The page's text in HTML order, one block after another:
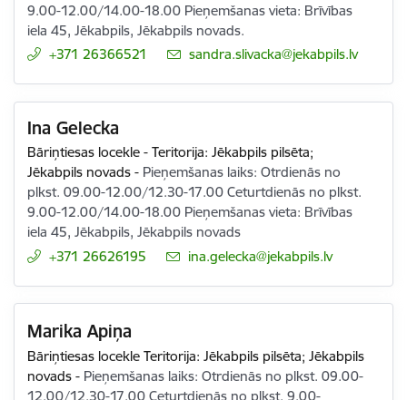
9.00-12.00/14.00-18.00 Pieņemšanas vieta: Brīvības
iela 45, Jēkabpils, Jēkabpils novads.
+371 26366521
E-pasts:
sandra.slivacka@jekabpils.lv
Ina Gelecka
Bāriņtiesas locekle - Teritorija: Jēkabpils pilsēta;
Jēkabpils novads - Pieņemšanas laiks: Otrdienās no
plkst. 09.00-12.00/12.30-17.00 Ceturtdienās no plkst.
9.00-12.00/14.00-18.00 Pieņemšanas vieta: Brīvības
iela 45, Jēkabpils, Jēkabpils novads
+371 26626195
E-pasts:
ina.gelecka@jekabpils.lv
Marika Apiņa
Bāriņtiesas locekle Teritorija: Jēkabpils pilsēta; Jēkabpils
novads - Pieņemšanas laiks: Otrdienās no plkst. 09.00-
12.00/12.30-17.00 Ceturtdienās no plkst. 9.00-